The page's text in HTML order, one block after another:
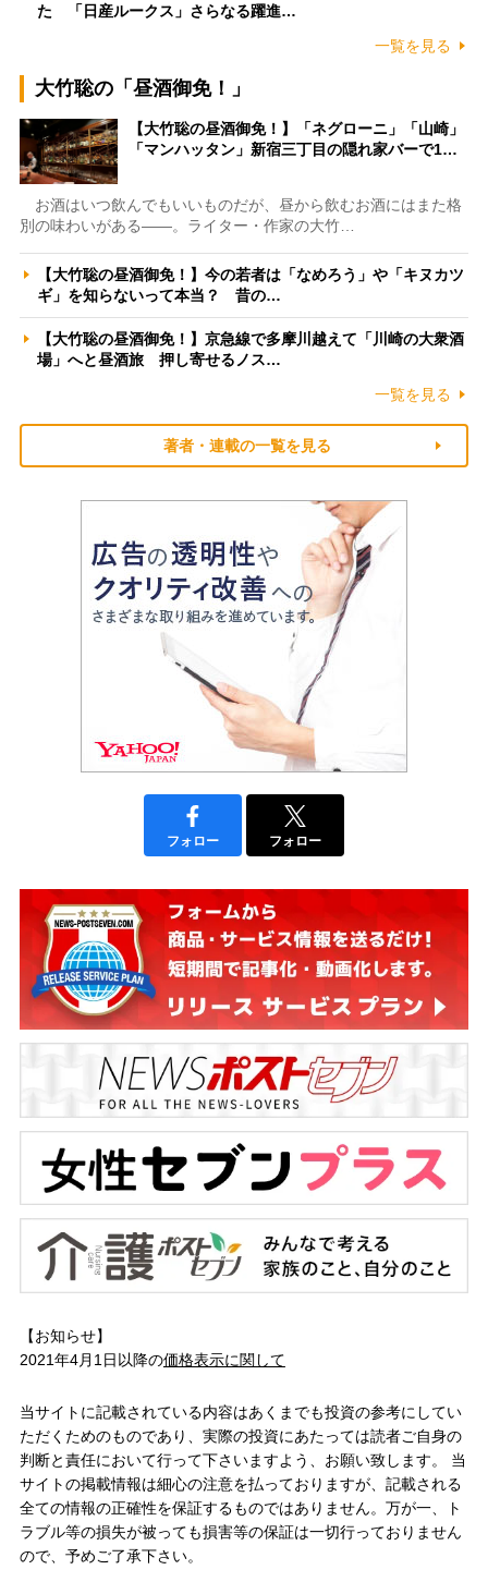
た 「日産ルークス」さらなる躍進…
一覧を見る
大竹聡の「昼酒御免！」
【大竹聡の昼酒御免！】「ネグローニ」「山崎」
「マンハッタン」新宿三丁目の隠れ家バーで1…
お酒はいつ飲んでもいいものだが、昼から飲むお酒にはまた格
別の味わいがある――。ライター・作家の大竹…
【大竹聡の昼酒御免！】今の若者は「なめろう」や「キヌカツ
ギ」を知らないって本当？ 昔の…
【大竹聡の昼酒御免！】京急線で多摩川越えて「川崎の大衆酒
場」へと昼酒旅 押し寄せるノス…
一覧を見る
著者・連載の一覧を見る
フォロー フォロー
【お知らせ】
2021年4月1日以降の価格表示に関して
当サイトに記載されている内容はあくまでも投資の参考にしてい
ただくためのものであり、実際の投資にあたっては読者ご自身の
判断と責任において行って下さいますよう、お願い致します。 当
サイトの掲載情報は細心の注意を払っておりますが、記載される
全ての情報の正確性を保証するものではありません。万が一、ト
ラブル等の損失が被っても損害等の保証は一切行っておりません
ので、予めご了承下さい。